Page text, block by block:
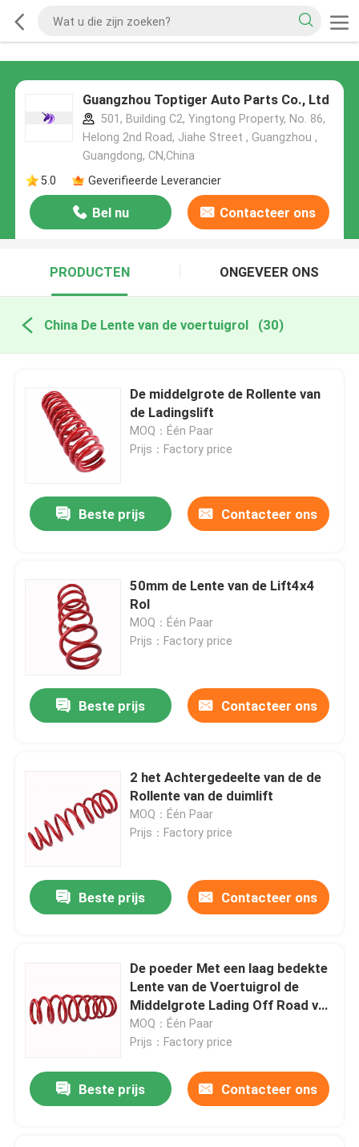
Guangzhou Toptiger Auto Parts Co., Ltd
501, Building C2, Yingtong Property, No. 86,
Helong 2nd Road, Jiahe Street , Guangzhou ,
Guangdong, CN,China
5.0
Geverifieerde Leverancier
Bel nu Contacteer ons
PRODUCTEN ONGEVEER ONS
China De Lente van de voertuigrol (30)
De middelgrote de Rollente van
de Ladingslift
MOQ：Één Paar
Prijs：Factory price
Beste prijs Contacteer ons
50mm de Lente van de Lift4x4
Rol
MOQ：Één Paar
Prijs：Factory price
Beste prijs Contacteer ons
2 het Achtergedeelte van de de
Rollente van de duimlift
MOQ：Één Paar
Prijs：Factory price
Beste prijs Contacteer ons
De poeder Met een laag bedekte
Lente van de Voertuigrol de
Middelgrote Lading Off Road van
de 3 Duimlift
MOQ：Één Paar
Prijs：Factory price
Beste prijs Contacteer ons